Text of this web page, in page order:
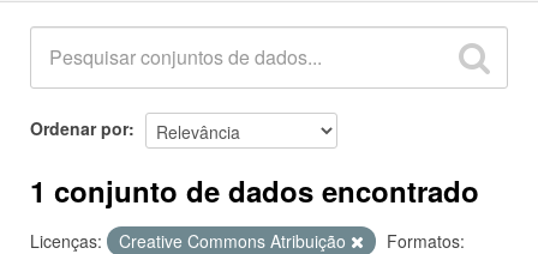
Ordenar por
1 conjunto de dados encontrado
Licenças: Creative Commons Atribuição
Formatos: